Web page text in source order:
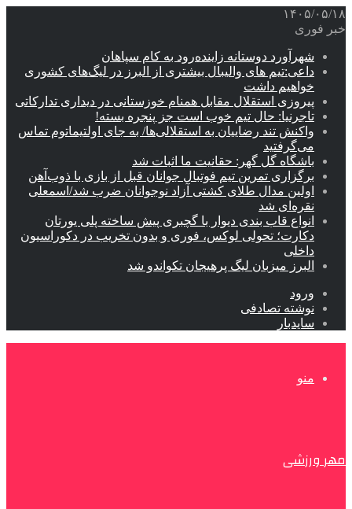
۱۴۰۵/۰۵/۱۸
خبر فوری
شهرآورد دوستانه زاینده‌رود به کام سپاهان
داعی:تیم های والیبال بیشتری از البرز در لیگ‌های کشوری
خواهیم داشت
پیروزی استقلال مقابل همنام خوزستانی در دیداری تدارکاتی
تاجرنیا: حال تیم خوب است جز پنجره بسته!
واکنش تند رضاییان به استقلالی‌ها/ به جای اولتیماتوم تماس
می‌گرفتید
باشگاه گل گهر: حقانیت ما اثبات شد
برگزاری تمرین تیم فوتبال جوانان قبل از بازی با ذوب‌آهن
اولین مدال طلای کشتی آزاد نوجوانان ضرب شد/اسمعلی
نقره‌ای شد
انواع قاب بندی دیوار با گچبری پیش ساخته پلی یورتان
دکارت؛ تحولی لوکس، فوری و بدون تخریب در دکوراسیون
داخلی
البرز میزبان لیگ پرهیجان تکواندو شد
ورود
نوشته تصادفی
سایدبار
منو
مهر ورزشی